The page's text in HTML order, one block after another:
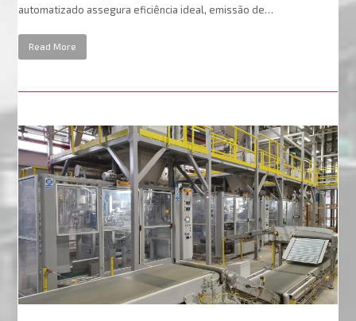
automatizado assegura eficiência ideal, emissão de…
Read More